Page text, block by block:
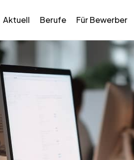
Aktuell Berufe Für Bewerber